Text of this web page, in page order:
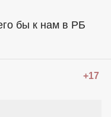
бы к нам в РБ
+17